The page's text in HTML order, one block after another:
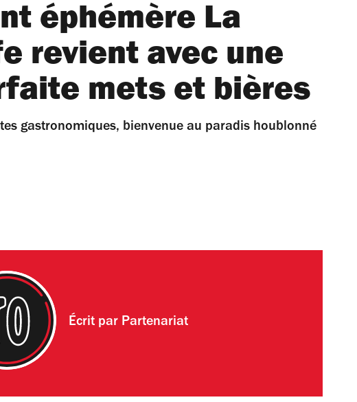
éphémère La
revient avec une
mets et bières
gastronomiques, bienvenue au paradis houblonné
Écrit par Partenariat